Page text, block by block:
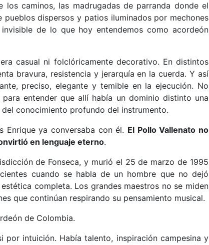
caminos, las madrugadas de parranda donde el
dispersos y patios iluminados por mechones
de lo que hoy entendemos como acordeón
casual ni folclóricamente decorativo. En distintos
bravura, resistencia y jerarquía en la cuerda. Y así
preciso, elegante y temible en la ejecución. No
entender que allí había un dominio distinto una
conocimiento profundo del instrumento.
Enrique ya conversaba con él. El Pollo Vallenato no
en lenguaje eterno.
de Fonseca, y murió el 25 de marzo de 1995
cuando se habla de un hombre que no dejó
completa. Los grandes maestros no se miden
que continúan respirando su pensamiento musical.
de Colombia.
por intuición. Había talento, inspiración campesina y